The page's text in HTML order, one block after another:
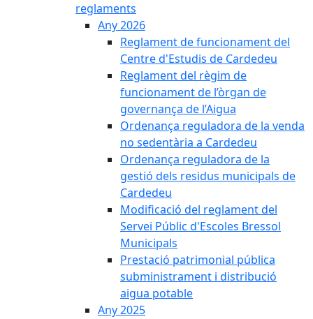
reglaments
Any 2026
Reglament de funcionament del
Centre d'Estudis de Cardedeu
Reglament del règim de
funcionament de l’òrgan de
governança de l’Aigua
Ordenança reguladora de la venda
no sedentària a Cardedeu
Ordenança reguladora de la
gestió dels residus municipals de
Cardedeu
Modificació del reglament del
Servei Públic d'Escoles Bressol
Municipals
Prestació patrimonial pública
subministrament i distribució
aigua potable
Any 2025